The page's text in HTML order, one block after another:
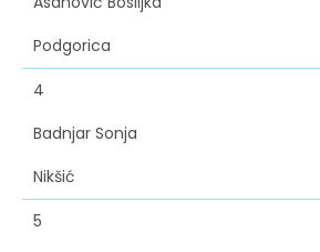
Podgorica
4
Badnjar Sonja
Nikšić
5